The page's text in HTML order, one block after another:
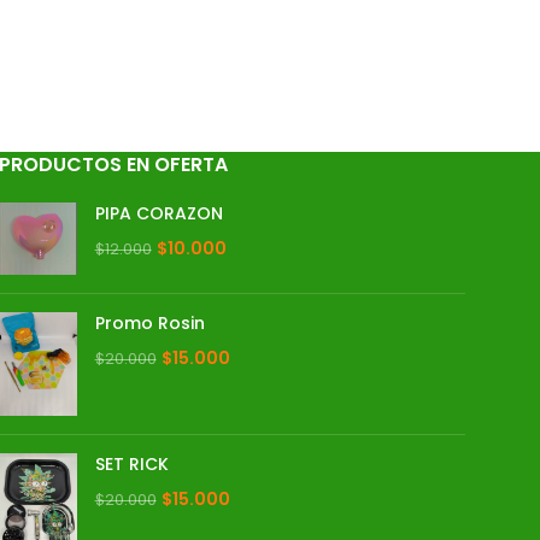
PRODUCTOS EN OFERTA
PIPA CORAZON
$12.000 $10.000
Promo Rosin
$20.000 $15.000
SET RICK
$20.000 $15.000